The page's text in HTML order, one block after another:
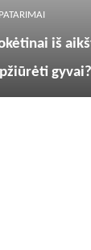
PATARIMAI
iš
gyvai?